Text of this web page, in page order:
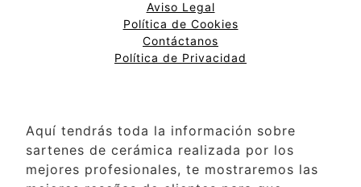
Aviso Legal
Política de Cookies
Contáctanos
Política de Privacidad
Aquí tendrás toda la información sobre
sartenes de cerámica realizada por los
mejores profesionales, te mostraremos las